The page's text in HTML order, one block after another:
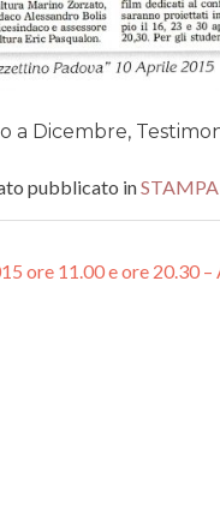
a Dicembre,
pubblicato inSTAMPA
articoli
ore 11.00 e ore 20.30